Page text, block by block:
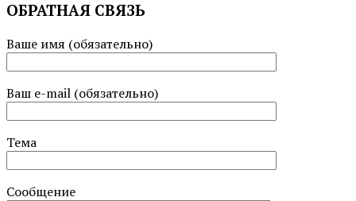
ОБРАТНАЯ СВЯЗЬ
Ваше имя (обязательно)
Ваш e-mail (обязательно)
Тема
Сообщение